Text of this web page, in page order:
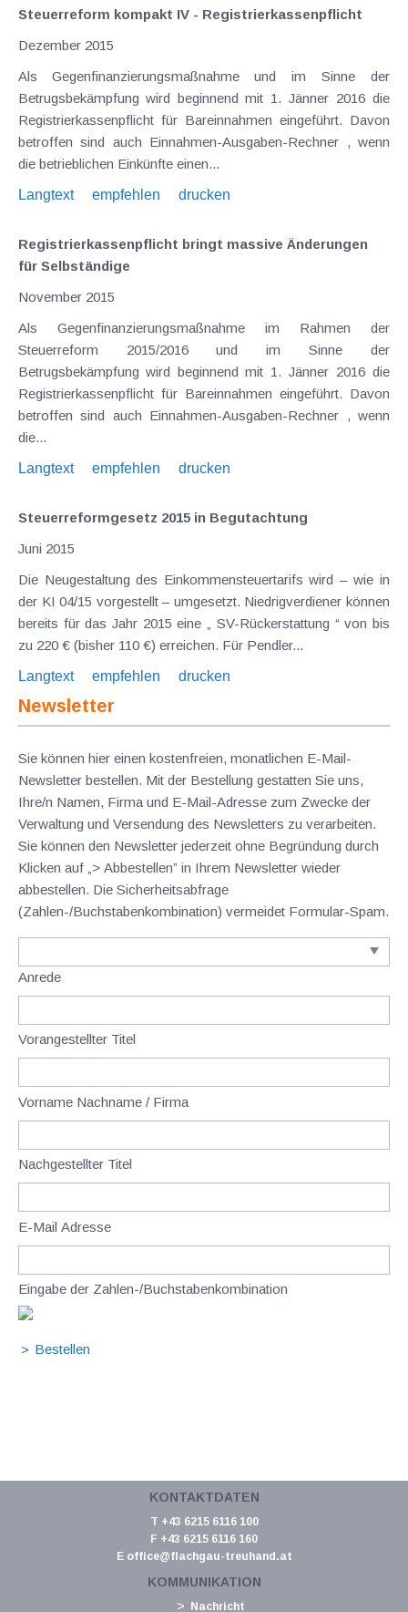
Steuerreform kompakt IV - Registrierkassenpflicht
Dezember 2015
Als Gegenfinanzierungsmaßnahme und im Sinne der
Betrugsbekämpfung wird beginnend mit 1. Jänner 2016 die
Registrierkassenpflicht für Bareinnahmen eingeführt. Davon
betroffen sind auch Einnahmen-Ausgaben-Rechner , wenn
die betrieblichen Einkünfte einen...
Langtext
empfehlen drucken
Registrierkassenpflicht bringt massive Änderungen
für Selbständige
November 2015
Als Gegenfinanzierungsmaßnahme im Rahmen der
Steuerreform 2015/2016 und im Sinne der
Betrugsbekämpfung wird beginnend mit 1. Jänner 2016 die
Registrierkassenpflicht für Bareinnahmen eingeführt. Davon
betroffen sind auch Einnahmen-Ausgaben-Rechner , wenn
die...
Langtext
empfehlen drucken
Steuerreformgesetz 2015 in Begutachtung
Juni 2015
Die Neugestaltung des Einkommensteuertarifs wird – wie in
der KI 04/15 vorgestellt – umgesetzt. Niedrigverdiener können
bereits für das Jahr 2015 eine „ SV-Rückerstattung “ von bis
zu 220 € (bisher 110 €) erreichen. Für Pendler...
Langtext
empfehlen drucken
Newsletter
Sie können hier einen kostenfreien, monatlichen E-Mail-
Newsletter bestellen. Mit der Bestellung gestatten Sie uns,
Ihre/n Namen, Firma und E-Mail-Adresse zum Zwecke der
Verwaltung und Versendung des Newsletters zu verarbeiten.
Sie können den Newsletter jederzeit ohne Begründung durch
Klicken auf „> Abbestellen” in Ihrem Newsletter wieder
abbestellen. Die Sicherheitsabfrage
(Zahlen-/Buchstabenkombination) vermeidet Formular-Spam.
Anrede
Vorangestellter Titel
Vorname Nachname / Firma
Nachgestellter Titel
E-Mail Adresse
Eingabe der Zahlen-/Buchstabenkombination
KONTAKTDATEN
T +43 6215 6116 100
F +43 6215 6116 160
E office@flachgau-treuhand.at
KOMMUNIKATION
Nachricht